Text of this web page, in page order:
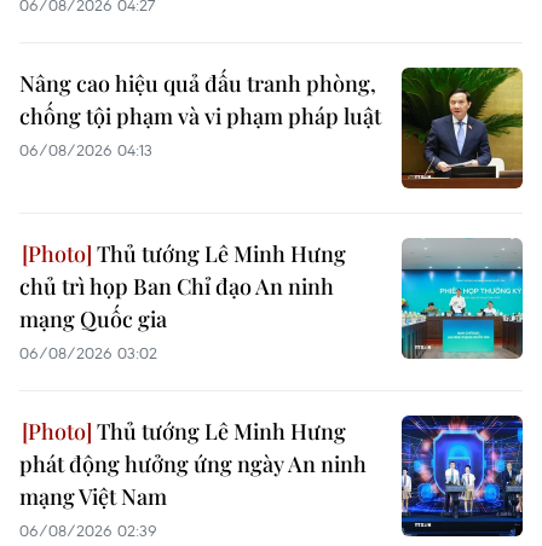
Nâng cao hiệu quả đấu tranh phòng,
chống tội phạm và vi phạm pháp luật
06/08/2026 04:13
Thủ tướng Lê Minh Hưng
chủ trì họp Ban Chỉ đạo An ninh
mạng Quốc gia
06/08/2026 03:02
Thủ tướng Lê Minh Hưng
phát động hưởng ứng ngày An ninh
mạng Việt Nam
06/08/2026 02:39